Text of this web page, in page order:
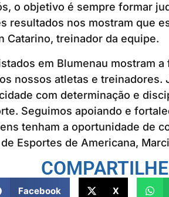
o objetivo é sempre formar
resultados nos mostram que
Catarino, treinador da equipe.
em Blumenau mostram
nossos atletas e treinadores.
com determinação e
Seguimos apoiando e
tenham a oportunidade de
Esportes de Americana,
COMPARTILHE
Facebook X